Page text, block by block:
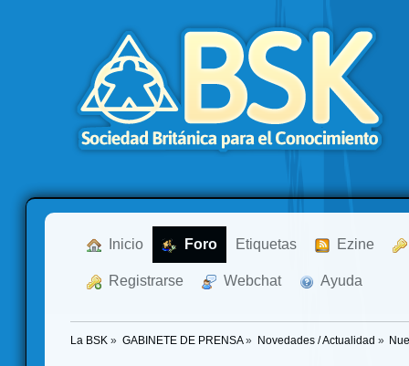
Inicio Foro Etiquetas Ezine
Registrarse Webchat Ayuda
La BSK » GABINETE DE PRENSA» Novedades / Actualidad »